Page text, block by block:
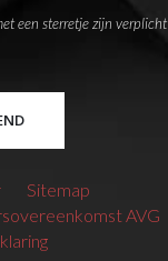
een sterretje zijn verplicht
Sitemap
AVG